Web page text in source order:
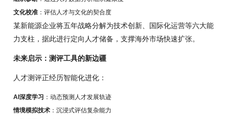
文化校准 ：评估人才与文化的契合度
某新能源企业将五年战略分解为技术创新、国际化运营等六大能
力支柱，据此进行定向人才储备，支撑海外市场快速扩张。
未来启示：测评工具的新边疆
人才测评正经历智能化进化：
AI深度学习 ：动态预测人才发展轨迹
情境模拟技术 ：沉浸式评估复杂能力